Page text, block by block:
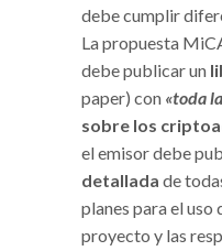
debe cumplir
La propuesta
debe publicar un
paper) con «toda
sobre los
el emisor debe
detallada de
planes para el uso
proyecto y las